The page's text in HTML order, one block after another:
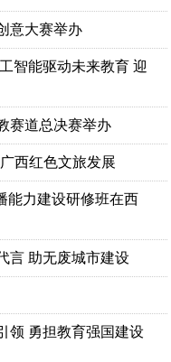
意大赛举办
智能驱动未来教育 迎
赛道总决赛举办
西红色文旅发展
能力建设研修班在西
言 助无废城市建设
领 勇担教育强国建设